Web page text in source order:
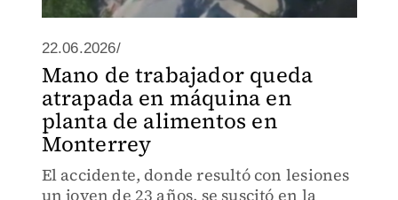
22.06.2026/
Mano de trabajador queda
atrapada en máquina en
planta de alimentos en
Monterrey
El accidente, donde resultó con lesiones
un joven de 23 años, se suscitó en la